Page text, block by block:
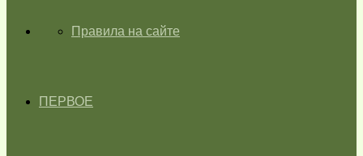
ГЛАВНАЯПравила на сайте
ПЕРВОЕ